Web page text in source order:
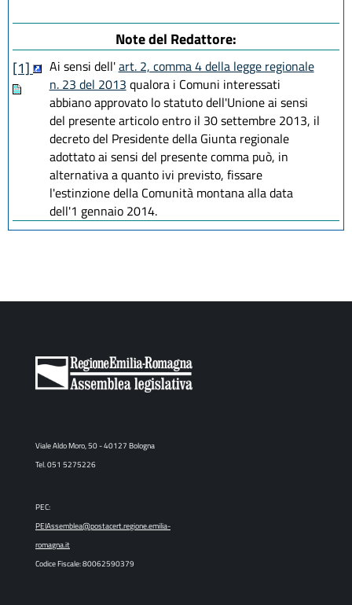
Note del Redattore:
[1]
Ai sensi dell'art. 2, comma 4 della legge regionale
n. 23 del 2013 qualora i Comuni interessati
abbiano approvato lo statuto dell'Unione ai sensi
del presente articolo entro il 30 settembre 2013, il
decreto del Presidente della Giunta regionale
adottato ai sensi del presente comma può, in
alternativa a quanto ivi previsto, fissare
l'estinzione della Comunità montana alla data
dell'1 gennaio 2014.
Viale Aldo Moro, 50 - 40127 Bologna
Tel. 051 5275226
PEC:
PEIAssemblea@postacert.regione.emilia-
romagna.it
Codice Fiscale: 80062590379